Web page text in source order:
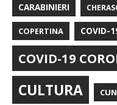
CARABINIERI
COPERTINA COVID-
COVID-19
CULTURA